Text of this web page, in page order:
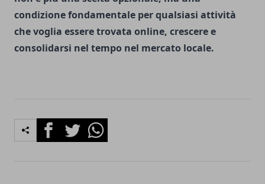
condizione fondamentale per qualsiasi attività
che voglia essere trovata online, crescere e
consolidarsi nel tempo nel mercato locale.
FacebookTwitterWhatsapp